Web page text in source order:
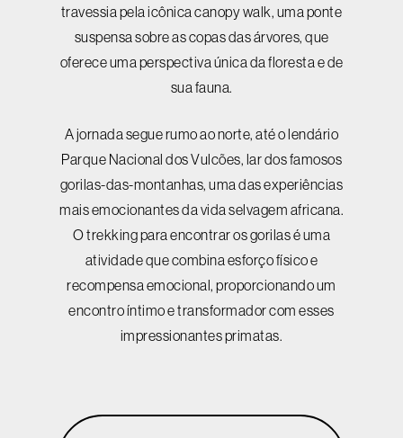
travessia pela icônica canopy walk, uma ponte
suspensa sobre as copas das árvores, que
oferece uma perspectiva única da floresta e de
sua fauna.
A jornada segue rumo ao norte, até o lendário
Parque Nacional dos Vulcões, lar dos famosos
gorilas-das-montanhas, uma das experiências
mais emocionantes da vida selvagem africana.
O trekking para encontrar os gorilas é uma
atividade que combina esforço físico e
recompensa emocional, proporcionando um
encontro íntimo e transformador com esses
impressionantes primatas.